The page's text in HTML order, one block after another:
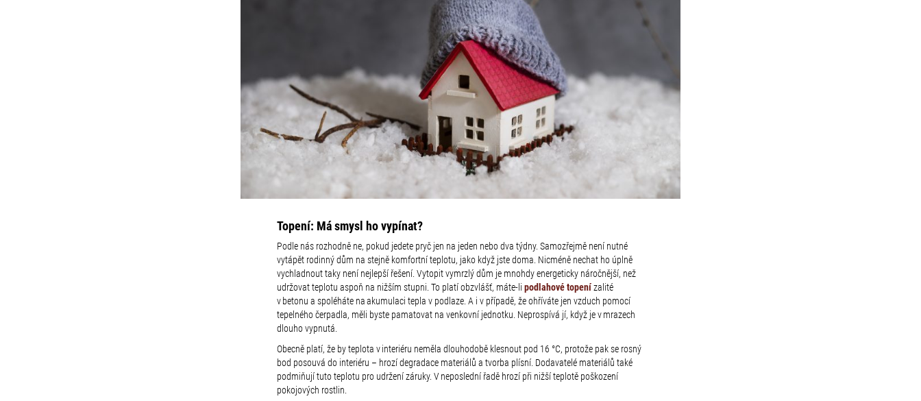
Topení: Má smysl ho vypínat?
Podle nás rozhodně ne, pokud jedete pryč jen na jeden nebo dva týdny. Samozřejmě není nutné
vytápět rodinný dům na stejně komfortní teplotu, jako když jste doma. Nicméně nechat ho úplně
vychladnout taky není nejlepší řešení. Vytopit vymrzlý dům je mnohdy energeticky náročnější, než
udržovat teplotu aspoň na nižším stupni. To platí obzvlášť, máte-lipodlahové topenízalité
v betonu a spoléháte na akumulaci tepla v podlaze. A i v případě, že ohříváte jen vzduch pomocí
tepelného čerpadla, měli byste pamatovat na venkovní jednotku. Neprospívá jí, když je v mrazech
dlouho vypnutá.
Obecně platí, že by teplota v interiéru neměla dlouhodobě klesnout pod 16 °C, protože pak se rosný
bod posouvá do interiéru –⁠⁠⁠⁠⁠⁠ hrozí degradace materiálů a tvorba plísní. Dodavatelé materiálů také
podmiňují tuto teplotu pro udržení záruky. V neposlední řadě hrozí při nižší teplotě poškození
pokojových rostlin.